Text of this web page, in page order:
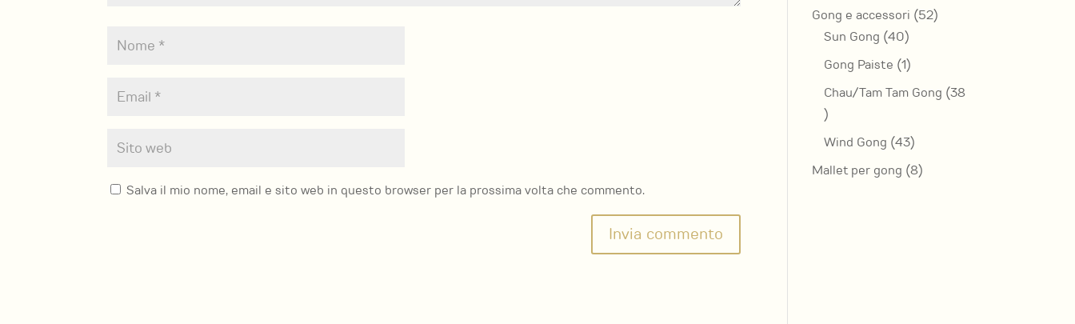
Salva il mio nome, email e sito web in questo browser per la prossima volta che commento.
Gong e accessori 5252
Sun Gong 4040
prodotti
Gong Paiste 11
prodotto
Chau/Tam Tam Gong 38
38
prodotti
Wind Gong 4343
prodotti
Mallet per gong 88